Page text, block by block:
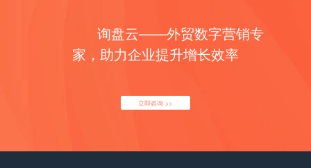
规模庞大且呈现增长趋势。随着全球化的进展和消费
者对美容的追求，化妆品市场在海外市场有着广阔的
长的重要策略。 化妆品主要出口哪些国家地区？ 化
这一市场规模将进一步增长至250亿美元，年复合增
长率达到5.6%。 美容仪器市场的增长主要受益于以
下几个因素。首先，人们对外貌和自我形象的重视程
时间和金钱来改善自己的外观，使皮肤更加年轻和健
康。其次，随着科技的不断进步，美容仪器的功能和
极向好的，但同时也需要面对一些挑战。出口商可以
通过提高产品质量、了解市场需求和积极参与国际展
会等方式，来拓展出口市场，取得更好的发展。 照明
照明设备的各种配件和零部件，包括灯泡、灯管、灯
逐渐扩大。 根据市场研究机构的数据，照明电器配件
之，温度压力校验仪器的产品分类或种类多样，根据
不同的需求和应用场景，可以选择适合的仪器进行温
较好。随着全球经济的发展和工业化进程的加快，对
度和压力的监测和控制要求非常严格，因此需要使用
遇的市场。随着人们对儿童教育的重视和科技的不断
进步，儿童玩具市场的需求将持续增长。同时，环保
意识的提高也为环保玩具市场带来了新的机会。然
分类或种类有哪些？ 儿童玩具产品主要分类或种类有
的材料和工作需求进行设计和制造。 在过去几年中，
钻头行业经历了一些创新和改进。一方面，钻头的切
削效率得到了大幅提高，使得工作效率更高。另一方
使用。这些创新使得钻头在各个行业中更受欢迎。 随
着科技的不断进步，钻头行业也在不断发展。一种新
询盘云——外贸数字营销专
家，助力企业提升增长效率
立即咨询 >>